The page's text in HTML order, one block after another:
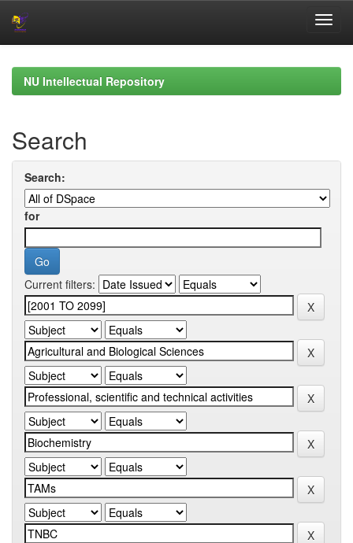
navigationNU Intellectual Repository
Search
Search:
for
Current filters: